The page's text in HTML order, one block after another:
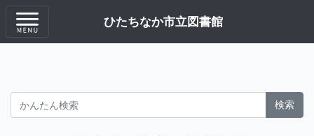
ひたちなか市立図書館
検索